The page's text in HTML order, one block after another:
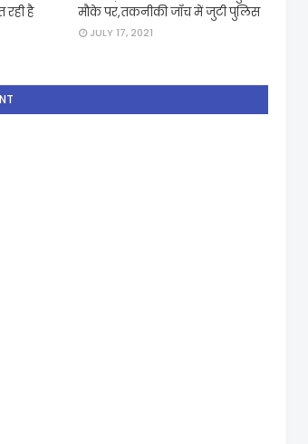
है
मौके पर,तकनीकी जाँच में जुटी पुलिस
JULY 17, 2021